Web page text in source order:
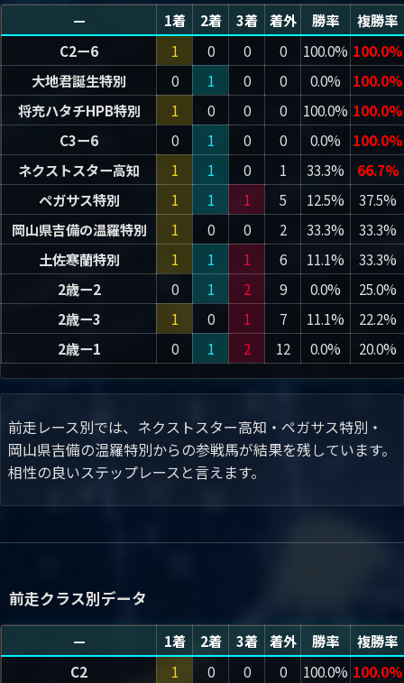
— 1着 2着 3着 着外 勝率
複勝率
C2ー6
1 0 0 0 100.0% 100.0%
大地君誕生特別
0 1 0 0 0.0%
100.0%
将充ハタチHPB特別
1 0 0 0 100.0% 100.0%
C3ー6
0 1 0 0 0.0%
100.0%
ネクストスター高知
1 1 0 1 33.3%
66.7%
ペガサス特別
1 1 1 5 12.5%
37.5%
岡山県吉備の温羅特別
1 0 0 2 33.3%
33.3%
土佐寒蘭特別
1 1 1 6 11.1%
33.3%
2歳ー2
0 1 2 9 0.0%
25.0%
2歳ー3
1 0 1 7 11.1%
22.2%
2歳ー1
0 1 2 12 0.0% 20.0%
前走レース別では、ネクストスター高知・ペガサス特別・
岡山県吉備の温羅特別からの参戦馬が結果を残しています。
相性の良いステップレースと言えます。
前走クラス別データ
— 1着 2着 3着 着外 勝率
複勝率
C2
1 0 0 0 100.0% 100.0%